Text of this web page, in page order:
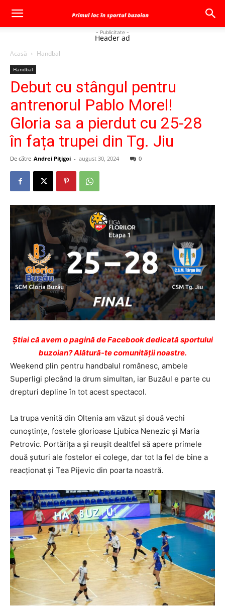
- Publicitate -
Header ad
Acasă Handbal
Handbal
Debut cu stângul pentru
antrenorul Pablo Morel!
Gloria sa a pierdut cu 25-28
în fața trupei din Tg. Jiu
De către Andrei Pițigoi - august 30, 2024 0
Ştiai că avem o pagină de Facebook dedicată sportului
buzoian? Alătură-te comunității noastre.
Weekend plin pentru handbalul românesc, ambele
Superligi plecând la drum simultan, iar Buzăul e parte cu
drepturi depline în tot acest spectacol.
La trupa venită din Oltenia am văzut și două vechi
cunoștințe, fostele glorioase Ljubica Nenezic și Maria
Petrovic. Portărița a și reușit dealtfel să apere primele
două șuturi ale fostelor ei colege, dar tot la fel de bine a
reacționat și Tea Pijevic din poarta noastră.